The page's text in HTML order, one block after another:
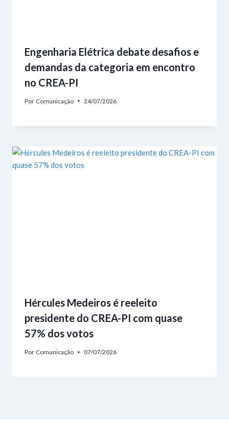
Engenharia Elétrica debate desafios e
demandas da categoria em encontro
no CREA-PI
Por Comunicação 24/07/2026
Hércules Medeiros é reeleito
presidente do CREA-PI com quase
57% dos votos
Por Comunicação 07/07/2026